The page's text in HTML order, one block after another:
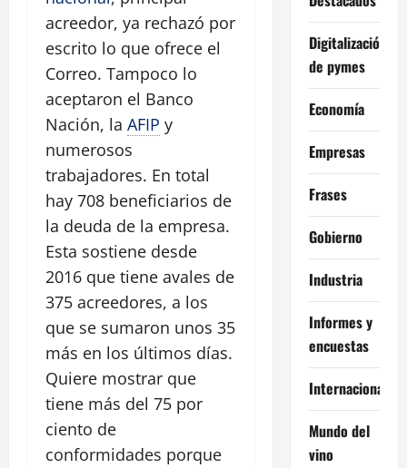
acreedor, ya rechazó por
escrito lo que ofrece el
Correo. Tampoco lo
aceptaron el Banco
Nación, la AFIP y
numerosos
trabajadores. En total
hay 708 beneficiarios de
la deuda de la empresa.
Esta sostiene desde
2016 que tiene avales de
375 acreedores, a los
que se sumaron unos 35
más en los últimos días.
Quiere mostrar que
tiene más del 75 por
ciento de
conformidades porque
Digitalización
de pymes
Economía
Empresas
Frases
Gobierno
Industria
Informes y
encuestas
Internacional
Mundo del
vino